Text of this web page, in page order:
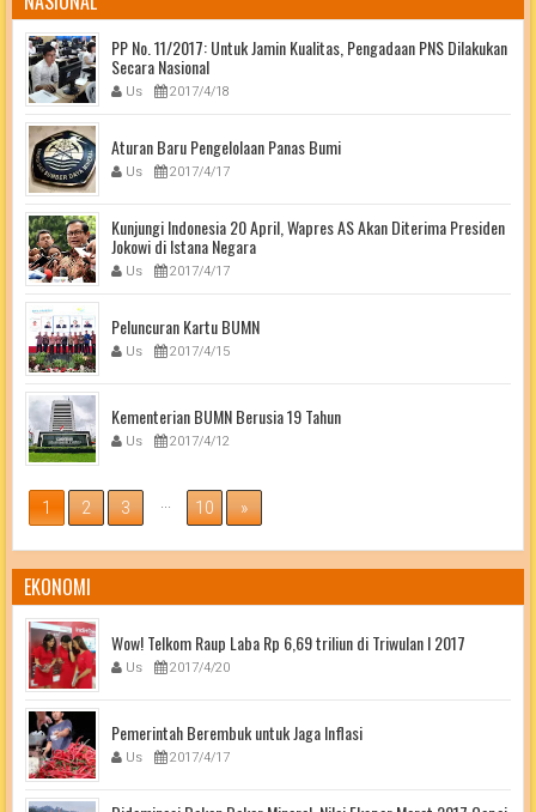
PP No. 11/2017: Untuk Jamin Kualitas, Pengadaan PNS Dilakukan
Secara Nasional
Us 2017/4/18
Aturan Baru Pengelolaan Panas Bumi
Us 2017/4/17
Kunjungi Indonesia 20 April, Wapres AS Akan Diterima Presiden
Jokowi di Istana Negara
Us 2017/4/17
Peluncuran Kartu BUMN
Us 2017/4/15
Kementerian BUMN Berusia 19 Tahun
Us 2017/4/12
1 2 3 10 »
EKONOMI
Wow! Telkom Raup Laba Rp 6,69 triliun di Triwulan I 2017
Us 2017/4/20
Pemerintah Berembuk untuk Jaga Inflasi
Us 2017/4/17